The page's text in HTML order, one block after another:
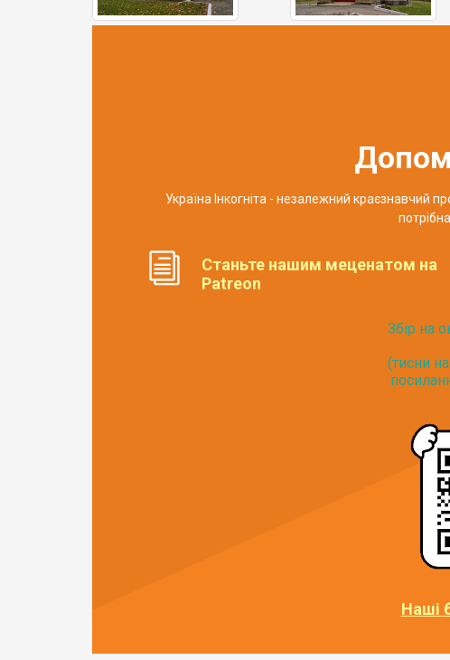
Україна Інкогніта - незалежний краєзнавчий
Станьте нашим меценатом на
Patreon
Збір на
(тисни
Наші